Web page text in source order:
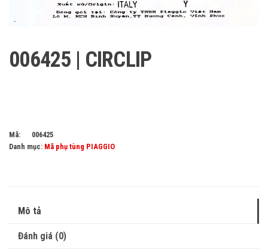
006425 | CIRCLIP
Mã:
006425
Danh mục: Mã phụ tùng PIAGGIO
Mô tả
Đánh giá (0)